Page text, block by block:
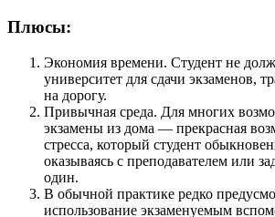
Плюсы:
Экономия времени. Студент не
университет для сдачи экзаменов,
на дорогу.
Привычная среда. Для многих
экзамены из дома — прекрасная
стресса, который студент
оказываясь с преподавателем или
один.
В обычной практике редко
использование экзаменуемым